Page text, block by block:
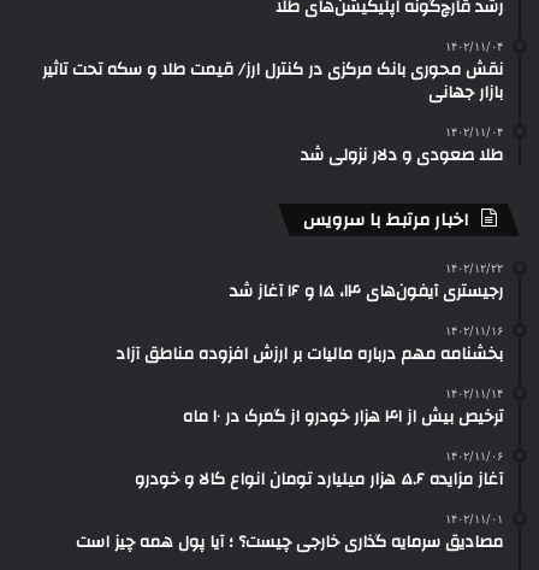
رشد قارچ‌گونه اپلیکیشن‌های طلا
۱۴۰۲/۱۱/۰۴
نقش محوری بانک مرکزی در کنترل ارز/ قیمت طلا و سکه تحت تاثیر
بازار جهانی
۱۴۰۲/۱۱/۰۴
طلا صعودی و دلار نزولی شد
اخبار مرتبط با سرویس
۱۴۰۲/۱۲/۲۲
رجیستری آیفون‌های ۱۴، ۱۵ و ۱۶ آغاز شد
۱۴۰۲/۱۱/۱۶
بخشنامه مهم درباره مالیات بر ارزش افزوده مناطق آزاد
۱۴۰۲/۱۱/۱۴
ترخیص بیش از ۴۱ هزار خودرو از گمرک در ۱۰ ماه
۱۴۰۲/۱۱/۰۶
آغاز مزایده ۵.۶ هزار میلیارد تومان انواع کالا و خودرو
۱۴۰۲/۱۱/۰۱
مصادیق سرمایه گذاری خارجی چیست؟ ؛ آیا پول همه چیز است